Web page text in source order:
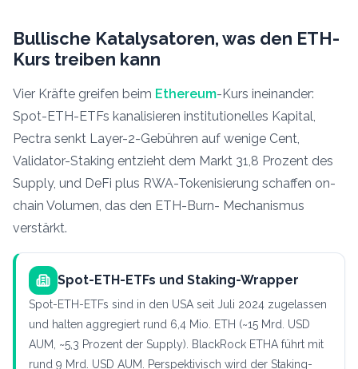
Bullische Katalysatoren, was den ETH-
Kurs treiben kann
Vier Kräfte greifen beim Ethereum-Kurs ineinander:
Spot-ETH-ETFs kanalisieren institutionelles Kapital,
Pectra senkt Layer-2-Gebühren auf wenige Cent,
Validator-Staking entzieht dem Markt 31,8 Prozent des
Supply, und DeFi plus RWA-Tokenisierung schaffen on-
chain Volumen, das den ETH-Burn- Mechanismus
verstärkt.
Spot-ETH-ETFs und Staking-Wrapper
Spot-ETH-ETFs sind in den USA seit Juli 2024 zugelassen
und halten aggregiert rund 6,4 Mio. ETH (~15 Mrd. USD
AUM, ~5,3 Prozent der Supply). BlackRock ETHA führt mit
rund 9 Mrd. USD AUM. Perspektivisch wird der Staking-